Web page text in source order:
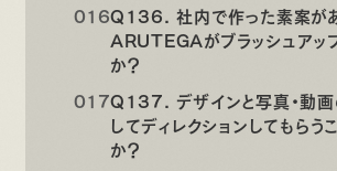
Q136. 社内で作った素案があ
ARUTEGAがブラッシュアッ
か？
Q137. デザインと写真・動
してディレクションしてもらう
か？